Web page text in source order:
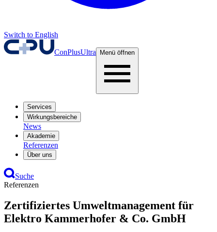
Switch to English
ConPlusUltra Menü öffnen
Services
Wirkungsbereiche
News
Akademie
Referenzen
Über uns
Suche
Referenzen
Zertifiziertes Umweltmanagement für
Elektro Kammerhofer & Co. GmbH